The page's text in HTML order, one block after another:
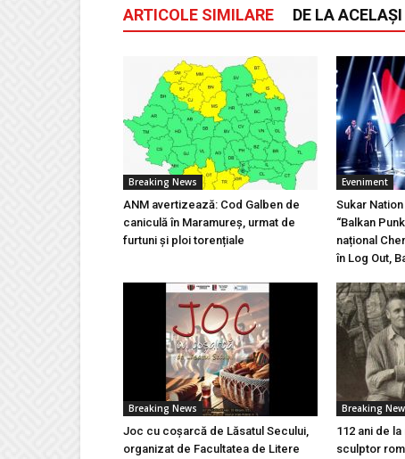
ARTICOLE SIMILARE DE LA
Breaking News
ANM avertizează: Cod Galben de
caniculă în Maramureș, urmat de
furtuni și ploi torențiale
Eveniment
Sukar
“Balkan
național
în Log Out,
Breaking News
Joc cu coșarcă de Lăsatul Secului,
organizat de Facultatea de Litere
Breaking
112 ani de
sculptor